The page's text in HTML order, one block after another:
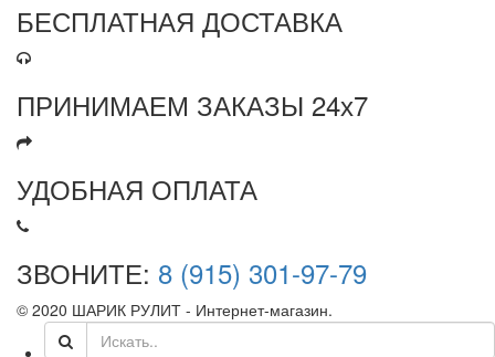
БЕСПЛАТНАЯ ДОСТАВКА
ПРИНИМАЕМ ЗАКАЗЫ 24х7
УДОБНАЯ ОПЛАТА
ЗВОНИТЕ: 8 (915) 301-97-79
© 2020 ШАРИК РУЛИТ - Интернет-магазин.